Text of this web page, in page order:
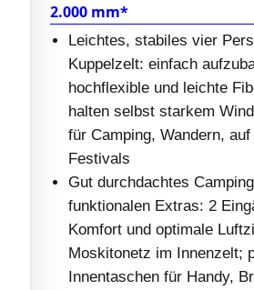
2.000 mm*
Leichtes, stabiles vier
Kuppelzelt: einfach
hochflexible und leichte
halten selbst starkem
für Camping, Wandern,
Festivals
Gut durchdachtes
funktionalen Extras: 2
Komfort und optimale
Moskitonetz im Innenzelt;
Innentaschen für Handy,